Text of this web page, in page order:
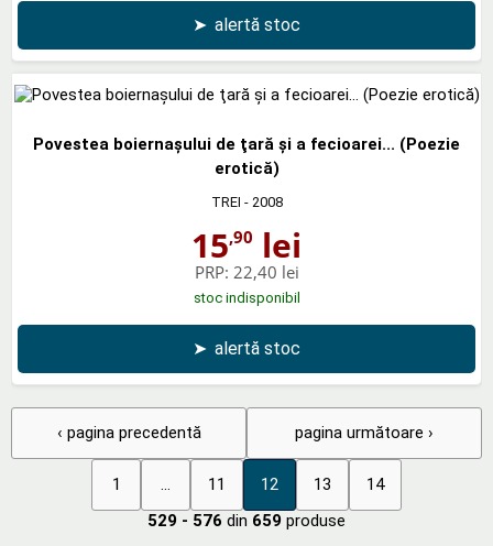
➤ alertă stoc
Povestea boiernaşului de ţară şi a fecioarei... (Poezie
erotică)
TREI - 2008
15,90 lei
PRP: 22,40 lei
stoc indisponibil
➤ alertă stoc
‹ pagina precedentă
1 11 12 13 14
pagina următoare ›
529 - 576 din 659 produse